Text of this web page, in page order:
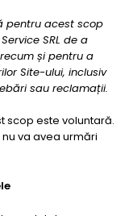
pentru acest scop
SRL de a
și pentru a
Site-ului, inclusiv
sau reclamații.
scop este voluntară.
va avea urmări